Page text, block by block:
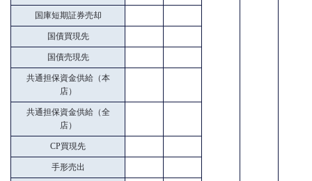
国庫短期証券売却
国債買現先
国債売現先
共通担保資金供給（本
店）
共通担保資金供給（全
店）
CP買現先
手形売出